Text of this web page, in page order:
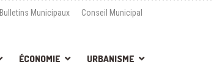
Bulletins Municipaux Conseil Municipal
ÉCONOMIE URBANISME